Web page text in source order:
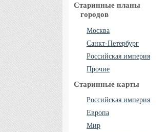
Старинные планы
городов
Москва
Санкт-Петербург
Российская империя
Прочие
Старинные карты
Российская империя
Европа
Мир